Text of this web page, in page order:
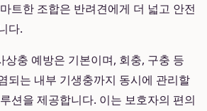
트한 조합은 반려견에게 더 넓고 안전
다.
충 예방은 기본이며, 회충, 구충 등
되는 내부 기생충까지 동시에 관리할
션을 제공합니다. 이는 보호자의 편의